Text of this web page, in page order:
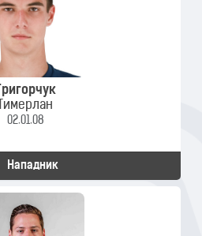
Григорчук
Тимерлан
02.01.08
Нападник